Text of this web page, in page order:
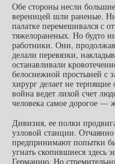
Обе стороны несли
вереницей шли раненые.
палатке перемешивался с
тяжелораненых. Но будто
работники. Они,
делали перевязки,
останавливали
белоснежной простыней с
хирург делает не терпящие
война ведет лихой счет
человека самое дорогое —
Дивизия, ее полки
узловой станции.
предпринимают попытки
угнать скопившиеся
Германию. Но